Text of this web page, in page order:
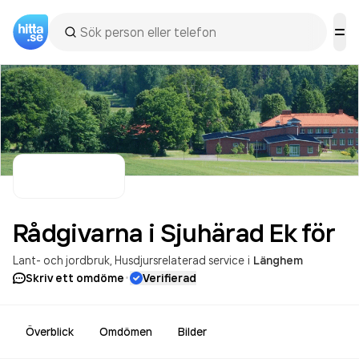
Rådgivarna i Sjuhärad Ekför
Lant- och jordbruk Husdjursrelaterad service i Länghem
Skriv ett omdöme· Verifierad
Överblick Omdömen Bilder